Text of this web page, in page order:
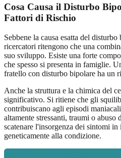
Cosa Causa il Disturbo
Fattori di Rischio
Sebbene la causa esatta del
ricercatori ritengono che una
suo sviluppo. Esiste una forte
che spesso si presenta in famiglie.
fratello con disturbo bipolare ha un
Anche la struttura e la chimica del
significativo. Si ritiene che gli
contribuiscano agli episodi
altamente stressanti, traumi o abuso
scatenare l'insorgenza dei sintomi
geneticamente alla condizione.